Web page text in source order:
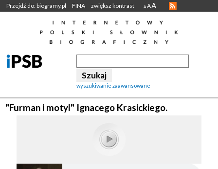
Przejdź do: biogramy.pl FINA zwiększ kontrast A AA
wyszukiwanie zaawansowane
"Furman i motyl" Ignacego Krasickiego.